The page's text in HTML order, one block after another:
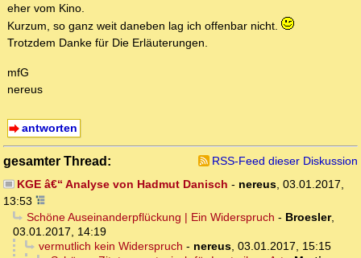
eher vom Kino.
Kurzum, so ganz weit daneben lag ich offenbar nicht.
Trotzdem Danke für Die Erläuterungen.
mfG
nereus
antworten
gesamter Thread:
RSS-Feed dieser Diskussion
KGE â€“ Analyse von Hadmut Danisch - nereus, 03.01.2017,
13:53
Schöne Auseinanderpflückung | Ein Widerspruch - Broesler,
03.01.2017, 14:19
vermutlich kein Widerspruch - nereus, 03.01.2017, 15:15